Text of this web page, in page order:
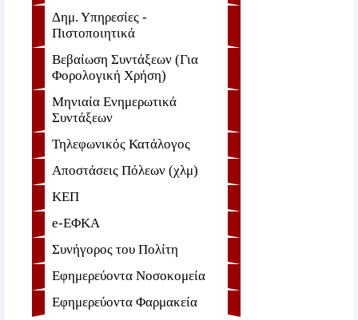
Δημ. Υπηρεσίες -
Πιστοποιητικά
Βεβαίωση Συντάξεων (Για
Φορολογική Χρήση)
Μηνιαία Ενημερωτικά
Συντάξεων
Τηλεφωνικός Κατάλογος
Αποστάσεις Πόλεων (χλμ)
ΚΕΠ
e-ΕΦKA
Συνήγορος του Πολίτη
Εφημερεύοντα Νοσοκομεία
Εφημερεύοντα Φαρμακεία